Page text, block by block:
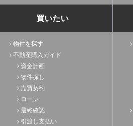
買いたい
物件を探す
不動産購入ガイド
資金計画
物件探し
売買契約
ローン
最終確認
引渡し支払い